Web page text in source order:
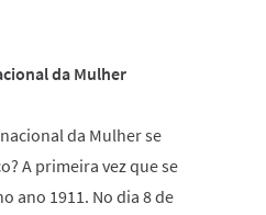
da Mulher
da Mulher se
A primeira vez que se
ano 1911. No dia 8 de